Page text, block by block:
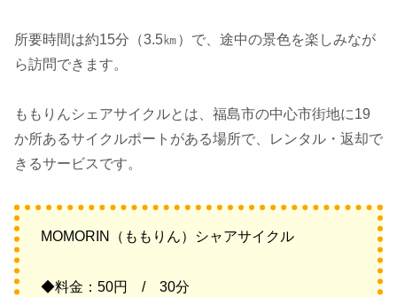
所要時間は約15分（3.5㎞）で、途中の景色を楽しみなが
ら訪問できます。
ももりんシェアサイクルとは、福島市の中心市街地に19
か所あるサイクルポートがある場所で、レンタル・返却で
きるサービスです。
MOMORIN（ももりん）シャアサイクル
◆料金：50円 / 30分